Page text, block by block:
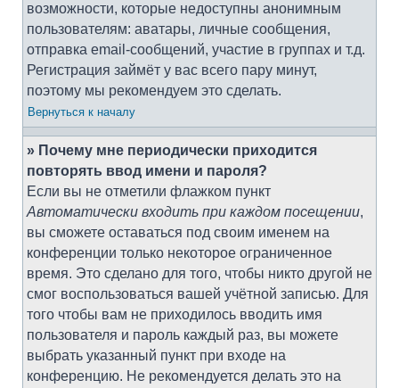
возможности, которые недоступны анонимным
пользователям: аватары, личные сообщения,
отправка email-сообщений, участие в группах и т.д.
Регистрация займёт у вас всего пару минут,
поэтому мы рекомендуем это сделать.
Вернуться к началу
» Почему мне периодически приходится
повторять ввод имени и пароля?
Если вы не отметили флажком пункт
Автоматически входить при каждом посещении,
вы сможете оставаться под своим именем на
конференции только некоторое ограниченное
время. Это сделано для того, чтобы никто другой не
смог воспользоваться вашей учётной записью. Для
того чтобы вам не приходилось вводить имя
пользователя и пароль каждый раз, вы можете
выбрать указанный пункт при входе на
конференцию. Не рекомендуется делать это на